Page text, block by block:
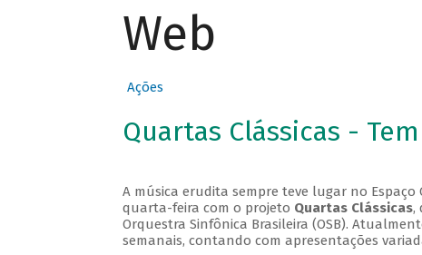
Web
Ações
Quartas Clássicas -
A música erudita sempre teve lugar no
quarta-feira com o projeto Quartas Clássicas,
Orquestra Sinfônica Brasileira (OSB).
semanais, contando com apresentações